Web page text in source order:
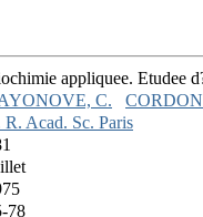
appliquee. Etudee
C.
R. Acad. Sc. Paris
78